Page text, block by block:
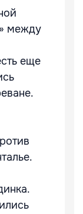
между
еще